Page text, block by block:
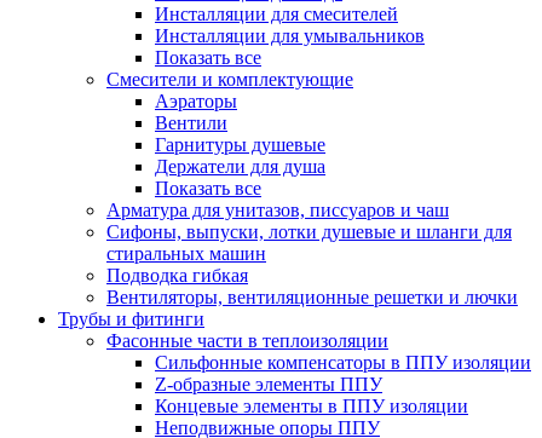
Инсталляции для смесителей
Инсталляции для умывальников
Показать все
Смесители и комплектующие
Аэраторы
Вентили
Гарнитуры душевые
Держатели для душа
Показать все
Арматура для унитазов, писсуаров и чаш
Сифоны, выпуски, лотки душевые и шланги для
стиральных машин
Подводка гибкая
Вентиляторы, вентиляционные решетки и лючки
Трубы и фитинги
Фасонные части в теплоизоляции
Cильфонные компенсаторы в ППУ изоляции
Z-образные элементы ППУ
Концевые элементы в ППУ изоляции
Неподвижные опоры ППУ